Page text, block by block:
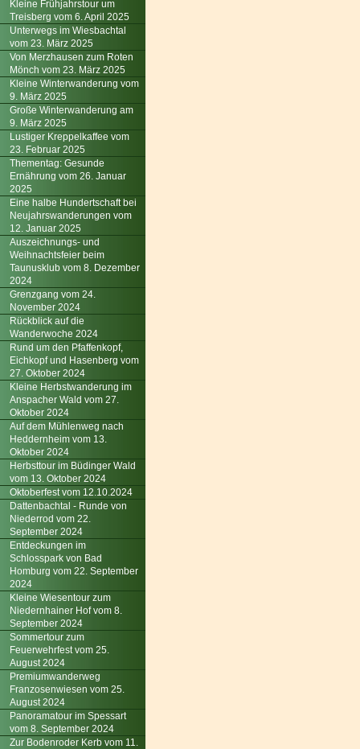
Kleine Frühjahrstour um
Treisberg vom 6. April 2025
Unterwegs im Wiesbachtal
vom 23. März 2025
Von Merzhausen zum Roten
Mönch vom 23. März 2025
Kleine Winterwanderung vom
9. März 2025
Große Winterwanderung am
9. März 2025
Lustiger Kreppelkaffee vom
23. Februar 2025
Thementag: Gesunde
Ernährung vom 26. Januar
2025
Eine halbe Hundertschaft bei
Neujahrswanderungen vom
12. Januar 2025
Auszeichnungs- und
Weihnachtsfeier beim
Taunusklub vom 8. Dezember
2024
Grenzgang vom 24.
November 2024
Rückblick auf die
Wanderwoche 2024
Rund um den Pfaffenkopf,
Eichkopf und Hasenberg vom
27. Oktober 2024
Kleine Herbstwanderung im
Anspacher Wald vom 27.
Oktober 2024
Auf dem Mühlenweg nach
Heddernheim vom 13.
Oktober 2024
Herbsttour im Büdinger Wald
vom 13. Oktober 2024
Oktoberfest vom 12.10.2024
Dattenbachtal - Runde von
Niederrod vom 22.
September 2024
Entdeckungen im
Schlosspark von Bad
Homburg vom 22. September
2024
Kleine Wiesentour zum
Niedernhainer Hof vom 8.
September 2024
Sommertour zum
Feuerwehrfest vom 25.
August 2024
Premiumwanderweg
Franzosenwiesen vom 25.
August 2024
Panoramatour im Spessart
vom 8. September 2024
Zur Bodenroder Kerb vom 11.